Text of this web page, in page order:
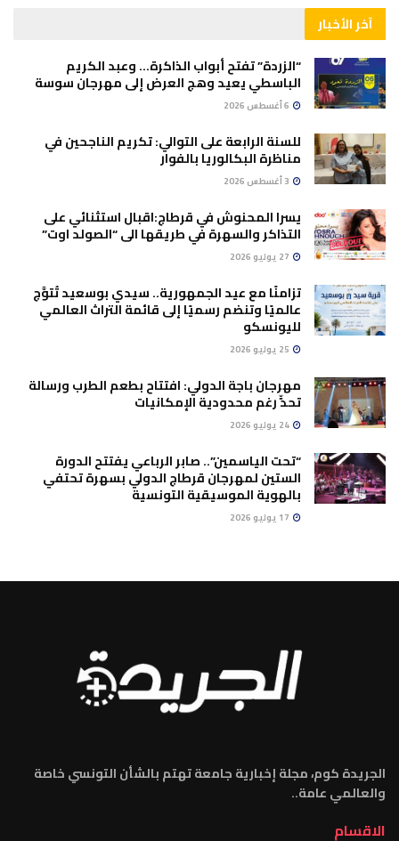
آخر الأخبار
“الزردة” تفتح أبواب الذاكرة… وعبد الكريم
الباسطي يعيد وهج العرض إلى مهرجان سوسة
للسنة الرابعة على التوالي: تكريم الناجحين في
مناظرة البكالوريا بالفوار
يسرا المحنوش في قرطاج:اقبال استثنائي على
التذاكر والسهرة في طريقها الى “الصولد اوت”
تزامنًا مع عيد الجمهورية.. سيدي بوسعيد تُتوَّج
عالميًا وتنضم رسميًا إلى قائمة التراث العالمي
لليونسكو
مهرجان باجة الدولي: افتتاح بطعم الطرب ورسالة
تحدٍّ رغم محدودية الإمكانيات
“تحت الياسمين”.. صابر الرباعي يفتتح الدورة
الستين لمهرجان قرطاج الدولي بسهرة تحتفي
بالهوية الموسيقية التونسية
الجريدة كوم، مجلة إخبارية جامعة تهتم بالشأن التونسي خاصة
والعالمي عامة..
الاقسام